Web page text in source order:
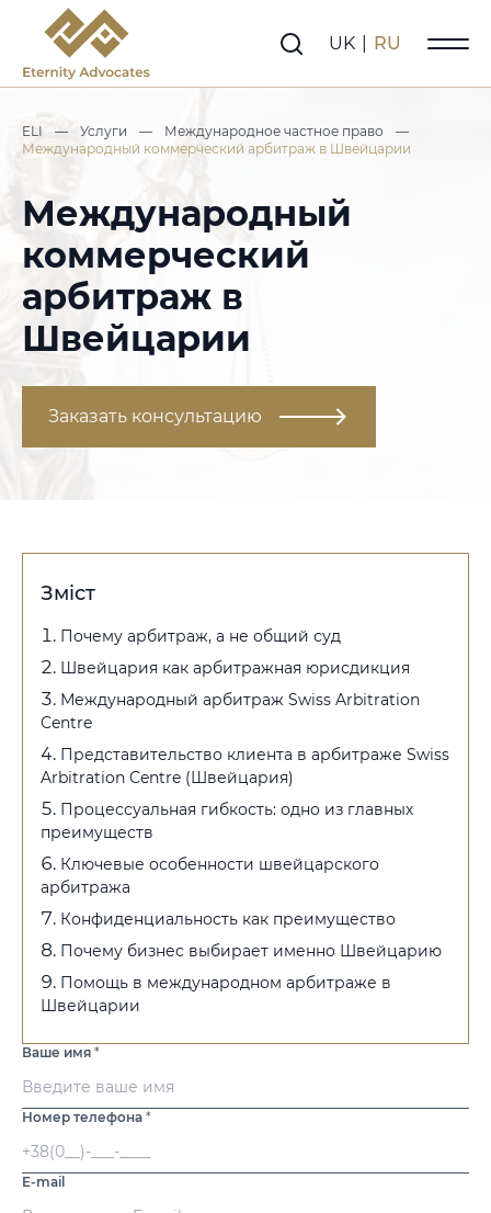
UK RU
ELI — Услуги — Международное частное право
—
Международный коммерческий арбитраж в Швейцарии
Международный
коммерческий
арбитраж в
Швейцарии
Заказать консультацию
Зміст
Почему арбитраж, а не общий суд
Швейцария как арбитражная юрисдикция
Международный арбитраж Swiss Arbitration
Centre
Представительство клиента в арбитраже Swiss
Arbitration Centre (Швейцария)
Процессуальная гибкость: одно из главных
преимуществ
Ключевые особенности швейцарского
арбитража
Конфиденциальность как преимущество
Почему бизнес выбирает именно Швейцарию
Помощь в международном арбитраже в
Швейцарии
Ваше имя *
Номер телефона *
E-mail